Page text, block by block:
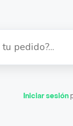
Iniciar sesión